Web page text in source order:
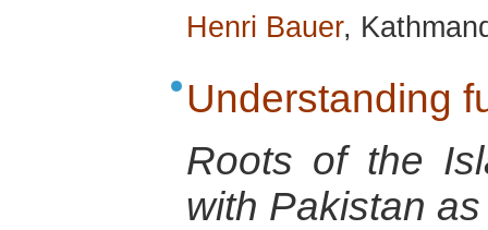
Henri Bauer,
Understanding
Roots of the
with Pakistan